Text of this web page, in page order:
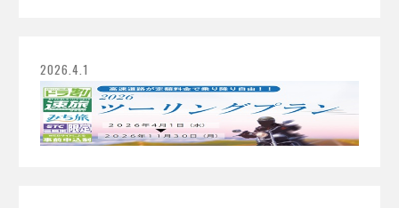
2026.4.1